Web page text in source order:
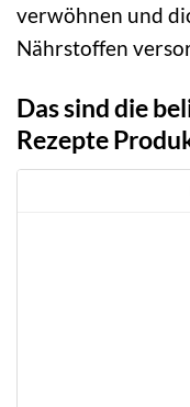
verwöhnen und
Nährstoffen
Das sind die
Rezepte